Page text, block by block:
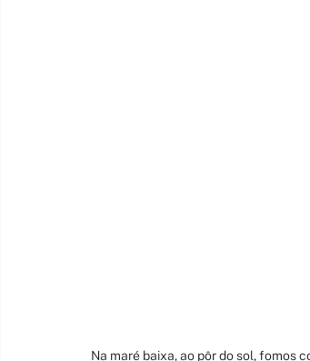
Na maré baixa, ao pôr do sol, fomos